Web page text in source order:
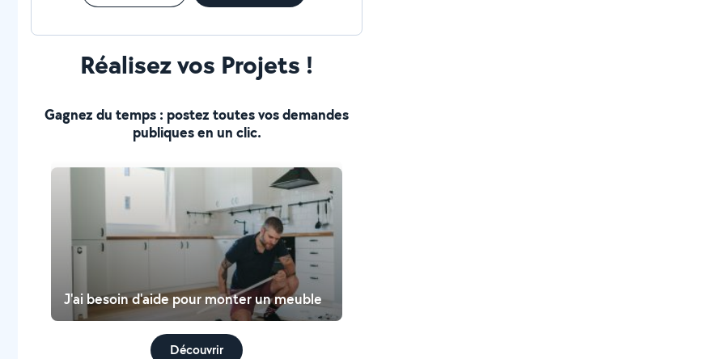
Réalisez vos Projets !
Gagnez du temps : postez toutes vos demandes
publiques en un clic.
J'ai besoin d'aide pour monter un meuble
Découvrir